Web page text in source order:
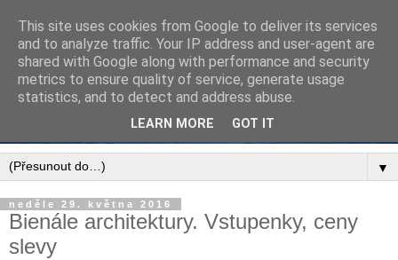
▼
neděle 29. května 2016
Bienále architektury. Vstupenky, ceny
slevy
This site uses cookies from Google to deliver its services
and to analyze traffic. Your IP address and user-agent are
shared with Google along with performance and security
metrics to ensure quality of service, generate usage
statistics, and to detect and address abuse.
LEARN MORE GOT IT